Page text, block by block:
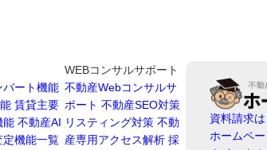
バート機能
賃貸主要
能 不動産AI
定機能一覧
WEBコンサルサポート
不動産Webコンサルサ
ポート 不動産SEO対策
リスティング対策 不動
産専用アクセス解析 採
資料請求
ホームペ